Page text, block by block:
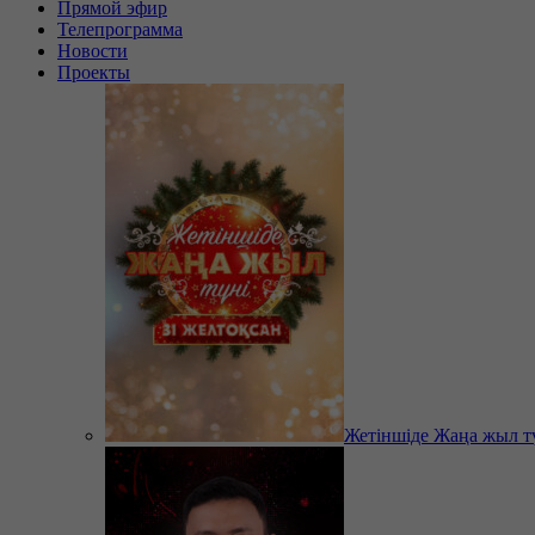
Прямой эфир
Телепрограмма
Новости
Проекты
Жетіншіде Жаңа жыл